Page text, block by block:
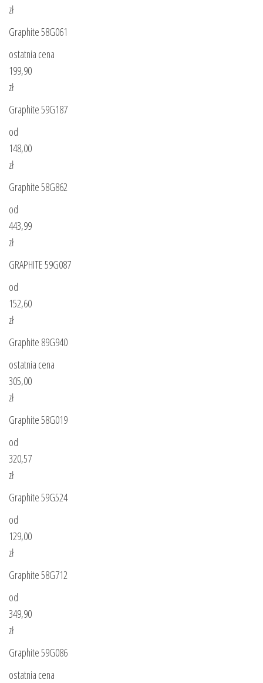
zł
Graphite 58G061
ostatnia cena
199,90
zł
Graphite 59G187
od
148,00
zł
Graphite 58G862
od
443,99
zł
GRAPHITE 59G087
od
152,60
zł
Graphite 89G940
ostatnia cena
305,00
zł
Graphite 58G019
od
320,57
zł
Graphite 59G524
od
129,00
zł
Graphite 58G712
od
349,90
zł
Graphite 59G086
ostatnia cena